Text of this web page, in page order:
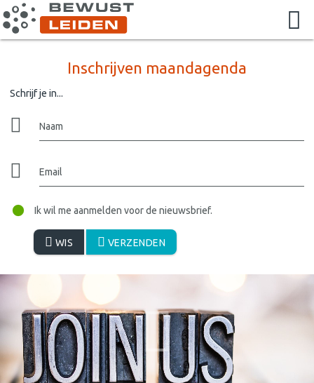
Inschrijven maandagenda
Schrijf je in...
Naam
Email
Ik wil me aanmelden voor de nieuwsbrief.
WIS VERZENDEN